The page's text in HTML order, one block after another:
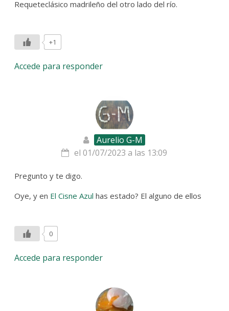
Requeteclásico madrileño del otro lado del río.
+1
Accede para responder
Aurelio G-M
el 01/07/2023 a las 13:09
Pregunto y te digo.
Oye, y en El Cisne Azul has estado? El alguno de ellos
0
Accede para responder